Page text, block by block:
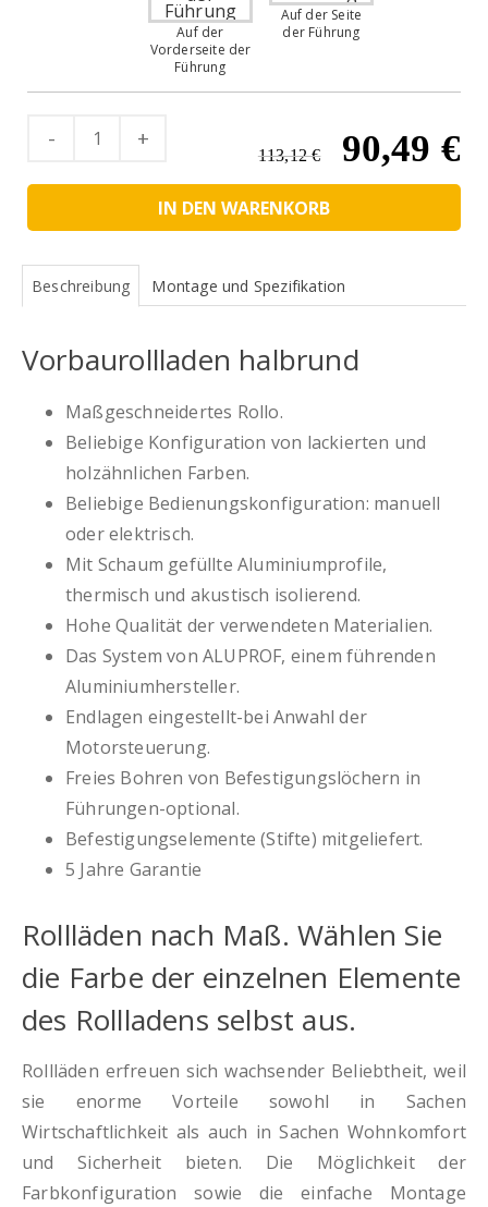
Auf der
Vorderseite der
Führung
Auf der Seite
der Führung
Quantity
113,12€
Preis
war:
113,12 €
90,49 €
IN DEN WARENKORB
Beschreibung Montage und Spezifikation
Vorbaurollladen halbrund
Maßgeschneidertes Rollo.
Beliebige Konfiguration von lackierten und
holzähnlichen Farben.
Beliebige Bedienungskonfiguration: manuell
oder elektrisch.
Mit Schaum gefüllte Aluminiumprofile,
thermisch und akustisch isolierend.
Hohe Qualität der verwendeten Materialien.
Das System von ALUPROF, einem führenden
Aluminiumhersteller.
Endlagen eingestellt-bei Anwahl der
Motorsteuerung.
Freies Bohren von Befestigungslöchern in
Führungen-optional.
Befestigungselemente (Stifte) mitgeliefert.
5 Jahre Garantie
Rollläden nach Maß. Wählen Sie
die Farbe der einzelnen Elemente
des Rollladens selbst aus.
Rollläden erfreuen sich wachsender Beliebtheit, weil
sie enorme Vorteile sowohl in Sachen
Wirtschaftlichkeit als auch in Sachen Wohnkomfort
und Sicherheit bieten. Die Möglichkeit der
Farbkonfiguration sowie die einfache Montage